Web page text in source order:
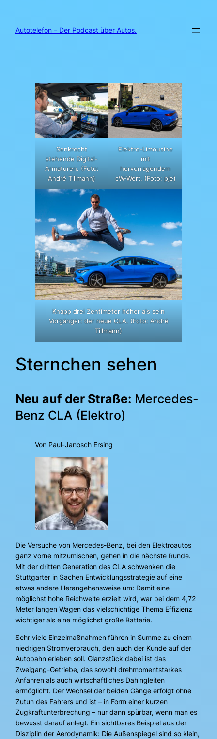
springen
Autotelefon – Der Podcast über Autos.
Senkrecht
stehende Digital-
Armaturen. (Foto:
André Tillmann)
Elektro-Limousine
mit
hervorragendem
cW-Wert. (Foto: pje)
Knapp drei Zentimeter höher als sein
Vorgänger: der neue CLA. (Foto: André
Tillmann)
Sternchen sehen
Neu auf der Straße: Mercedes-
Benz CLA (Elektro)
Von Paul-Janosch Ersing
Die Versuche von Mercedes-Benz, bei den Elektroautos
ganz vorne mitzumischen, gehen in die nächste Runde.
Mit der dritten Generation des CLA schwenken die
Stuttgarter in Sachen Entwicklungsstrategie auf eine
etwas andere Herangehensweise um: Damit eine
möglichst hohe Reichweite erzielt wird, war bei dem 4,72
Meter langen Wagen das vielschichtige Thema Effizienz
wichtiger als eine möglichst große Batterie.
Sehr viele Einzelmaßnahmen führen in Summe zu einem
niedrigen Stromverbrauch, den auch der Kunde auf der
Autobahn erleben soll. Glanzstück dabei ist das
Zweigang-Getriebe, das sowohl drehmomentstarkes
Anfahren als auch wirtschaftliches Dahingleiten
ermöglicht. Der Wechsel der beiden Gänge erfolgt ohne
Zutun des Fahrers und ist – in Form einer kurzen
Zugkraftunterbrechung – nur dann spürbar, wenn man es
bewusst darauf anlegt. Ein sichtbares Beispiel aus der
Disziplin der Aerodynamik: Die Außenspiegel sind so klein,